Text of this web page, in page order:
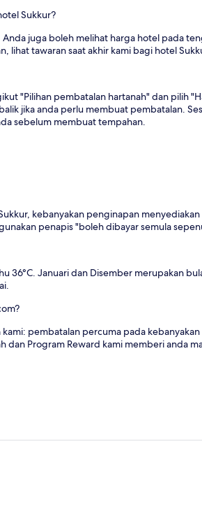
Sukkur?
juga boleh melihat harga hotel pada
lihat tawaran saat akhir kami bagi hotel
"Pilihan pembatalan hartanah" dan pilih
jika anda perlu membuat pembatalan.
sebelum membuat tempahan.
kebanyakan penginapan
penapis "boleh dibayar semula
36°C. Januari dan Disember merupakan
pembatalan percuma pada
Program Reward kami memberi anda